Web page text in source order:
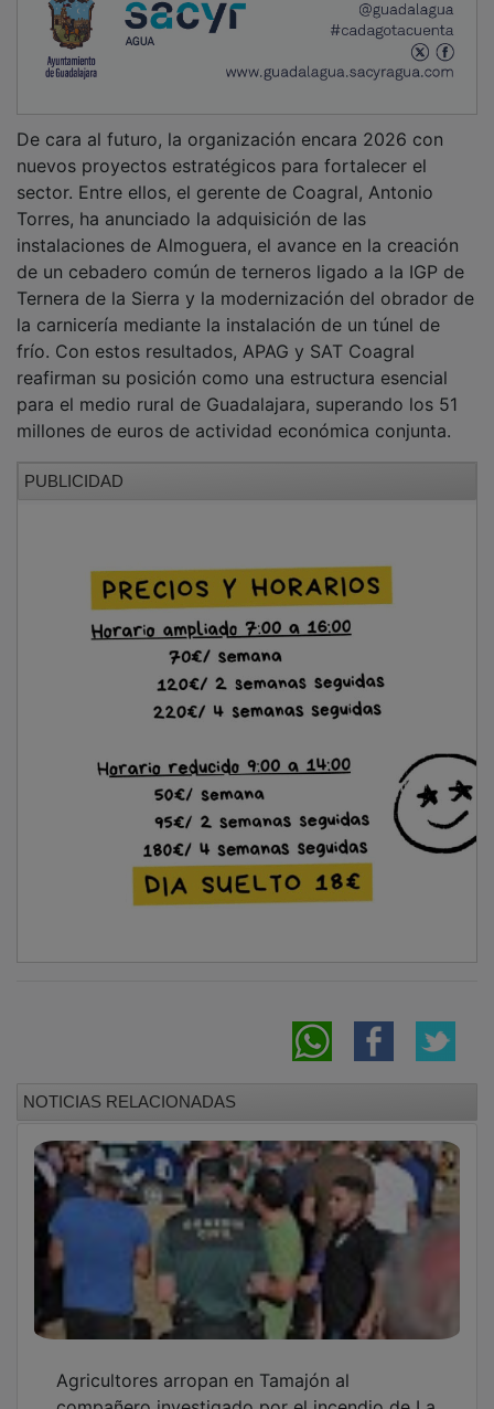
De cara al futuro, la organización encara 2026 con
nuevos proyectos estratégicos para fortalecer el
sector. Entre ellos, el gerente de Coagral, Antonio
Torres, ha anunciado la adquisición de las
instalaciones de Almoguera, el avance en la creación
de un cebadero común de terneros ligado a la IGP de
Ternera de la Sierra y la modernización del obrador de
la carnicería mediante la instalación de un túnel de
frío. Con estos resultados, APAG y SAT Coagral
reafirman su posición como una estructura esencial
para el medio rural de Guadalajara, superando los 51
millones de euros de actividad económica conjunta.
PUBLICIDAD
NOTICIAS RELACIONADAS
Agricultores arropan en Tamajón al